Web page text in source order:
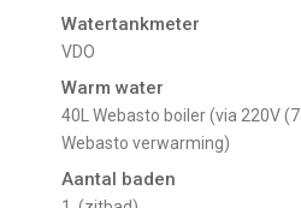
Watertankmeter
VDO
Warm water
40L Webasto boiler (via 220V (750W) / motor /
Webasto verwarming)
Aantal baden